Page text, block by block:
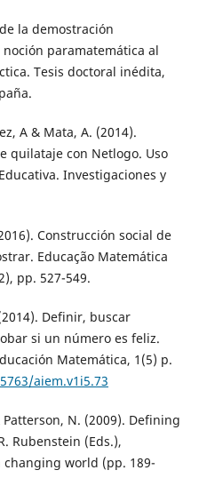
la demostración
paramatemática al
Tesis doctoral inédita,
A & Mata, A. (2014).
quilataje con Netlogo. Uso
Investigaciones y
Construcción social de
Educação Matemática
pp. 527-549.
Definir, buscar
si un número es feliz.
Matemática, 1(5) p.
aiem.v1i5.73
N. (2009). Defining
Rubenstein (Eds.),
world (pp. 189-